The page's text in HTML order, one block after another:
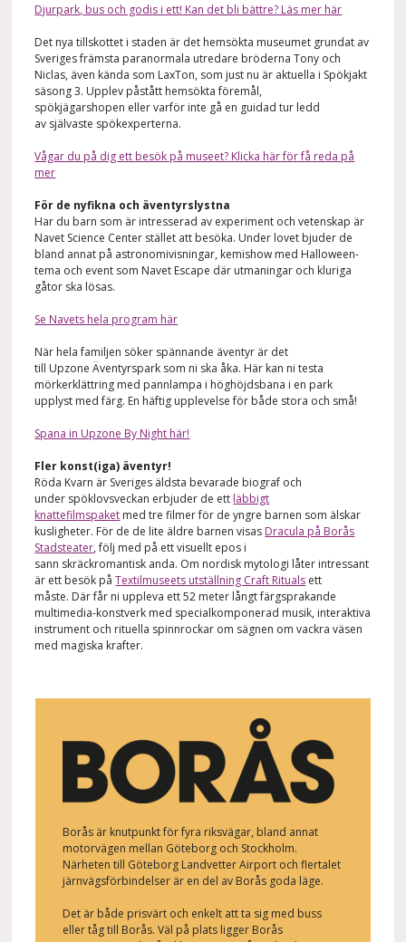
Djurpark, bus och godis i ett! Kan det bli bättre? Läs mer här
Det nya tillskottet i staden är det hemsökta museumet grundat av
Sveriges främsta paranormala utredare bröderna Tony och
Niclas, även kända som LaxTon, som just nu är aktuella i Spökjakt
säsong 3. Upplev påstått hemsökta föremål,
spökjägarshopen eller varför inte gå en guidad tur ledd
av självaste spökexperterna.
Vågar du på dig ett besök på museet? Klicka här för få reda på
mer
För de nyfikna och äventyrslystna
Har du barn som är intresserad av experiment och vetenskap är
Navet Science Center stället att besöka. Under lovet bjuder de
bland annat på astronomivisningar, kemishow med Halloween-
tema och event som Navet Escape där utmaningar och kluriga
gåtor ska lösas.
Se Navets hela program här
När hela familjen söker spännande äventyr är det
till Upzone Äventyrspark som ni ska åka. Här kan ni testa
mörkerklättring med pannlampa i höghöjdsbana i en park
upplyst med färg. En häftig upplevelse för både stora och små!
Spana in Upzone By Night här!
Fler konst(iga) äventyr!
Röda Kvarn är Sveriges äldsta bevarade biograf och
under spöklovsveckan erbjuder de ett läbbigt
knattefilmspaket med tre filmer för de yngre barnen som älskar
kusligheter. För de de lite äldre barnen visas Dracula på Borås
Stadsteater, följ med på ett visuellt epos i
sann skräckromantisk anda. Om nordisk mytologi låter intressant
är ett besök påTextilmuseets utställning Craft Rituals ett
måste. Där får ni uppleva ett 52 meter långt färgsprakande
multimedia-konstverk med specialkomponerad musik, interaktiva
instrument och rituella spinnrockar om sägnen om vackra väsen
med magiska krafter.
Borås är knutpunkt för fyra riksvägar, bland annat
motorvägen mellan Göteborg och Stockholm.
Närheten till Göteborg Landvetter Airport och flertalet
järnvägsförbindelser är en del av Borås goda läge.
Det är både prisvärt och enkelt att ta sig med buss
eller tåg till Borås. Väl på plats ligger Borås